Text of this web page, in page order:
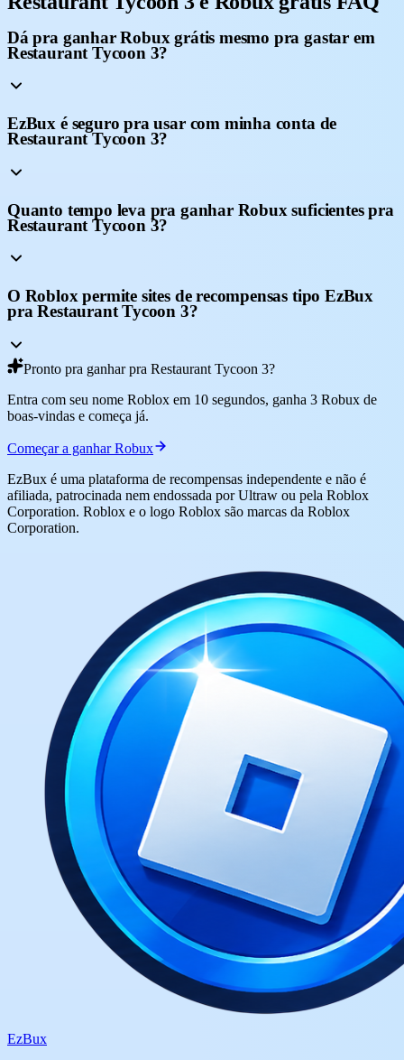
Dá pra ganhar Robux grátis mesmo pra gastar em
Restaurant Tycoon 3?
EzBux é seguro pra usar com minha conta de
Restaurant Tycoon 3?
Quanto tempo leva pra ganhar Robux suficientes pra
Restaurant Tycoon 3?
O Roblox permite sites de recompensas tipo EzBux
pra Restaurant Tycoon 3?
Pronto pra ganhar pra Restaurant Tycoon 3?
Entra com seu nome Roblox em 10 segundos, ganha 3 Robux de
boas-vindas e começa já.
Começar a ganhar Robux
EzBux é uma plataforma de recompensas independente e não é
afiliada, patrocinada nem endossada por Ultraw ou pela Roblox
Corporation. Roblox e o logo Roblox são marcas da Roblox
Corporation.
EzBux